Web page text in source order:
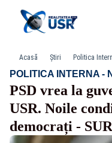
Acasă Știri Politica
POLITICA INTERNA -
PSD vrea la
USR. Noile
democrați -